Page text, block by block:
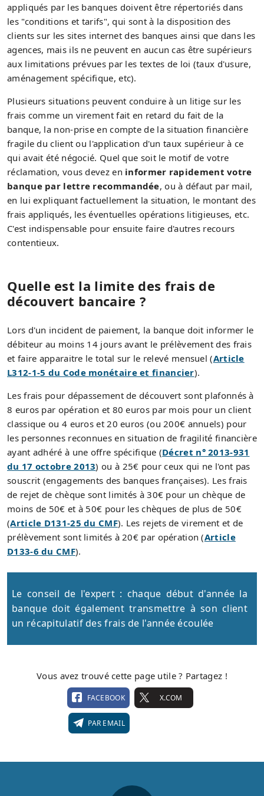
appliqués par les banques doivent être répertoriés dans
les "conditions et tarifs", qui sont à la disposition des
clients sur les sites internet des banques ainsi que dans les
agences, mais ils ne peuvent en aucun cas être supérieurs
aux limitations prévues par les textes de loi (taux d'usure,
aménagement spécifique, etc).
Plusieurs situations peuvent conduire à un litige sur les
frais comme un virement fait en retard du fait de la
banque, la non-prise en compte de la situation financière
fragile du client ou l'application d'un taux supérieur à ce
qui avait été négocié. Quel que soit le motif de votre
réclamation, vous devez en informer rapidement votre
banque par lettre recommandée, ou à défaut par mail,
en lui expliquant factuellement la situation, le montant des
frais appliqués, les éventuelles opérations litigieuses, etc.
C'est indispensable pour ensuite faire d'autres recours
contentieux.
Quelle est la limite des frais de
découvert bancaire ?
Lors d'un incident de paiement, la banque doit informer le
débiteur au moins 14 jours avant le prélèvement des frais
et faire apparaitre le total sur le relevé mensuel (Article
L312-1-5 du Code monétaire et financier).
Les frais pour dépassement de découvert sont plafonnés à
8 euros par opération et 80 euros par mois pour un client
classique ou 4 euros et 20 euros (ou 200€ annuels) pour
les personnes reconnues en situation de fragilité financière
ayant adhéré à une offre spécifique (Décret n° 2013-931
du 17 octobre 2013) ou à 25€ pour ceux qui ne l'ont pas
souscrit (engagements des banques françaises). Les frais
de rejet de chèque sont limités à 30€ pour un chèque de
moins de 50€ et à 50€ pour les chèques de plus de 50€
(Article D131-25 du CMF). Les rejets de virement et de
prélèvement sont limités à 20€ par opération (Article
D133-6 du CMF).
Le conseil de l'expert : chaque début d'année la
banque doit également transmettre à son client
un récapitulatif des frais de l'année écoulée
Vous avez trouvé cette page utile ? Partagez !
FACEBOOK X.COM
PAR EMAIL